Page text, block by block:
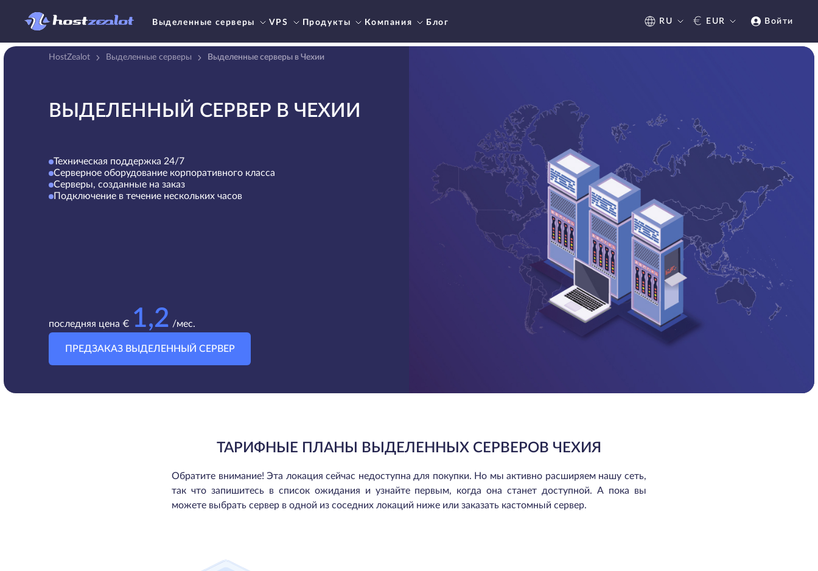
Выделенные серверы VPS Продукты Компания Блог RU € EUR Войти
HostZealot Выделенные серверы Выделенные серверы в Чехии
ВЫДЕЛЕННЫЙ СЕРВЕР В ЧЕХИИ
Техническая поддержка 24/7
Серверное оборудование корпоративного класса
Серверы, созданные на заказ
Подключение в течение нескольких часов
последняя цена € 1,2 /мес.
ПРЕДЗАКАЗ ВЫДЕЛЕННЫЙ СЕРВЕР
ТАРИФНЫЕ ПЛАНЫ ВЫДЕЛЕННЫХ СЕРВЕРОВ ЧЕХИЯ
Обратите внимание! Эта локация сейчас недоступна для покупки. Но мы активно расширяем нашу сеть,
так что запишитесь в список ожидания и узнайте первым, когда она станет доступной. А пока вы
можете выбрать сервер в одной из соседних локаций ниже или заказать кастомный сервер.